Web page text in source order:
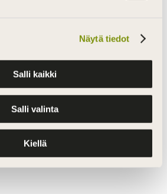
Näytä tiedot
Salli kaikki
Salli valinta
Kiellä